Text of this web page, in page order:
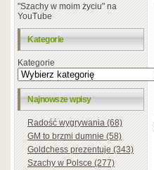
"Szachy w moim życiu" na
YouTube
Kategorie
Kategorie
Najnowsze wpisy
Radość wygrywania (68)
GM to brzmi dumnie (58)
Goldchess prezentuje (343)
Szachy w Polsce (277)